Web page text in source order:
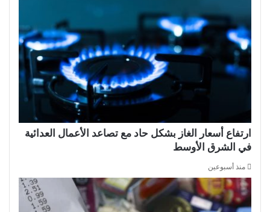
ارتفاع أسعار الغاز بشكل حاد مع تصاعد الأعمال العدائية
في الشرق الأوسط
منذ أسبوعين